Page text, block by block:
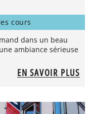
cours
dans un beau
ambiance sérieuse
EN SAVOIR PLUS